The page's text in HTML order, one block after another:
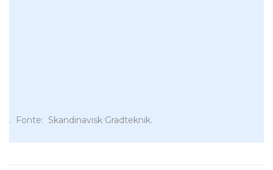
. Fonte: Skandinavisk Gradteknik.